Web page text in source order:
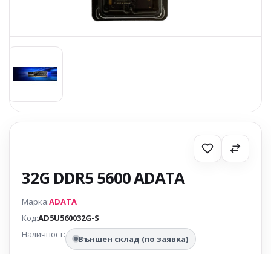
32G DDR5 5600 ADATA
Марка:ADATA
Код:AD5U560032G-S
Наличност:
Външен склад (по заявка)